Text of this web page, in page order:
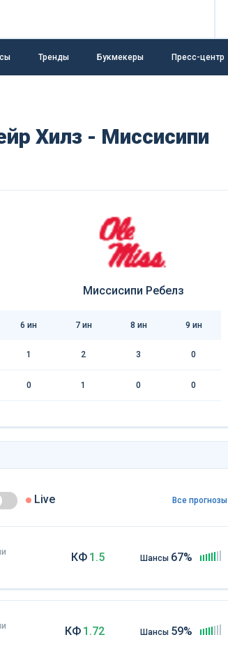
Тренды Букмекеры Пресс-центр
Хилз - Миссисипи
Миссисипи Ребелз
6 ин 7 ин 8 ин 9 ин
1 2 3 0
0 1 0 0
Live Все прогнозы
КФ 1.5 Шансы 67%
КФ 1.72 Шансы 59%